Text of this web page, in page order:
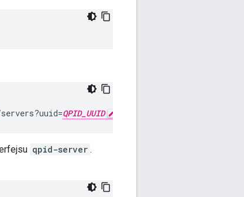
QPID_UUID
qpid-server .